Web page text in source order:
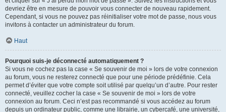
devriez être en mesure de pouvoir vous connecter de nouveau rapidement.
Cependant, si vous ne pouvez pas réinitialiser votre mot de passe, nous vous
invitons à contacter un administrateur du forum.
Haut
Pourquoi suis-je déconnecté automatiquement ?
Si vous ne cochez pas la case « Se souvenir de moi » lors de votre connexion
au forum, vous ne resterez connecté que pour une période prédéfinie. Cela
permet d’éviter que votre compte soit utilisé par quelqu’un d’autre. Pour rester
connecté, veuillez cocher la case « Se souvenir de moi » lors de votre
connexion au forum. Ceci n’est pas recommandé si vous accédez au forum
depuis un ordinateur public, comme une librairie, un cybercafé, une université,